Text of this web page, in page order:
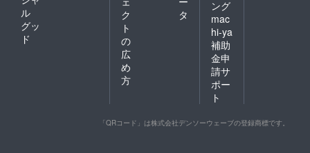
ル
グッ
ド
ク
ト
の
広
め
方
タ
ング
mac
hi-ya
補助
金申
請サ
ポー
ト
「QRコード」は株式会社デンソーウェーブの登録商標です。